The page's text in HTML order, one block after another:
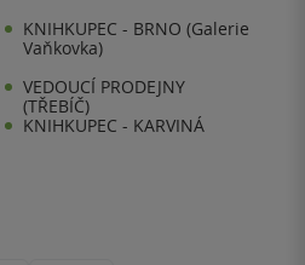
KNIHKUPEC - BRNO (Galerie
Vaňkovka)
VEDOUCÍ PRODEJNY
(TŘEBÍČ)
KNIHKUPEC - KARVINÁ